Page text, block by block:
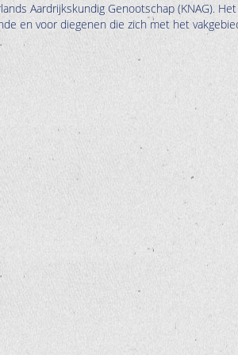
Aardrijkskundig Genootschap (KNAG). Het
en voor diegenen die zich met het